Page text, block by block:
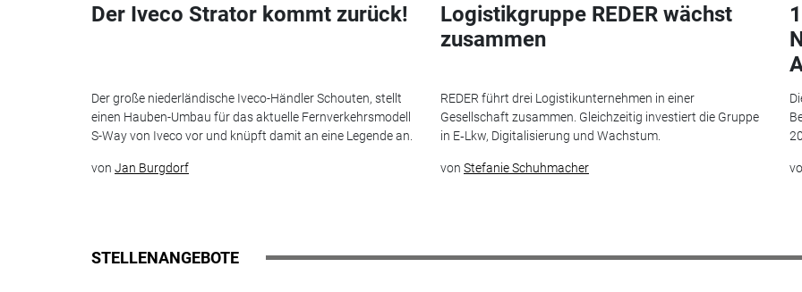
Der Iveco Strator kommt zurück!
Der große niederländische Iveco-Händler Schouten, stellt
einen Hauben-Umbau für das aktuelle Fernverkehrsmodell
S-Way von Iveco vor und knüpft damit an eine Legende an.
von Jan Burgdorf
Logistikgruppe REDER wächst
zusammen
REDER führt drei Logistikunternehmen in einer
Gesellschaft zusammen. Gleichzeitig investiert die Gruppe
in E‑Lkw, Digitalisierung und Wachstum.
von Stefanie Schuhmacher
STELLENANGEBOTE